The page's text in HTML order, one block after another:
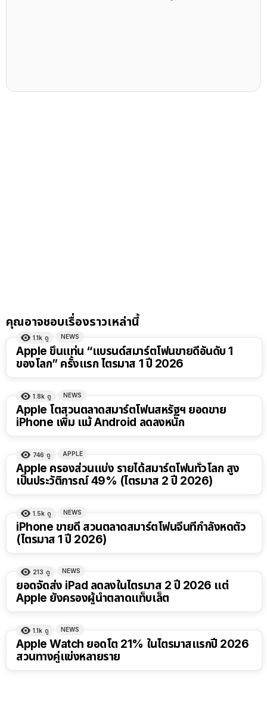
คุณอาจชอบเรื่องราวเหล่านี้
1.1k ดู NEWS
Apple ขึ้นแท่น “แบรนด์สมาร์ตโฟนขายดีอันดับ 1
ของโลก” ครั้งแรก ไตรมาส 1 ปี 2026
1.8k ดู NEWS
Apple โตสวนตลาดสมาร์ตโฟนสหรัฐฯ ยอดขาย
iPhone เพิ่ม แม้ Android ลดลงหนัก
746 ดู APPLE
Apple ครองส่วนแบ่ง รายได้สมาร์ตโฟนทั่วโลก สูง
เป็นประวัติการณ์ 49% (ไตรมาส 2 ปี 2026)
1.5k ดู NEWS
iPhone​ ขายดี สวนตลาดสมาร์ตโฟนจีนที่กำลังหดตัว
(ไตรมาส 1 ปี 2026)
213 ดู NEWS
ยอดจัดส่ง iPad ลดลงในไตรมาส 2 ปี 2026 แต่
Apple ยังครองผู้นำตลาดแท็บเล็ต
1.1k ดู NEWS
Apple Watch ยอดโต 21% ในไตรมาสแรกปี 2026
สวนทางคู่แข่งหลายราย